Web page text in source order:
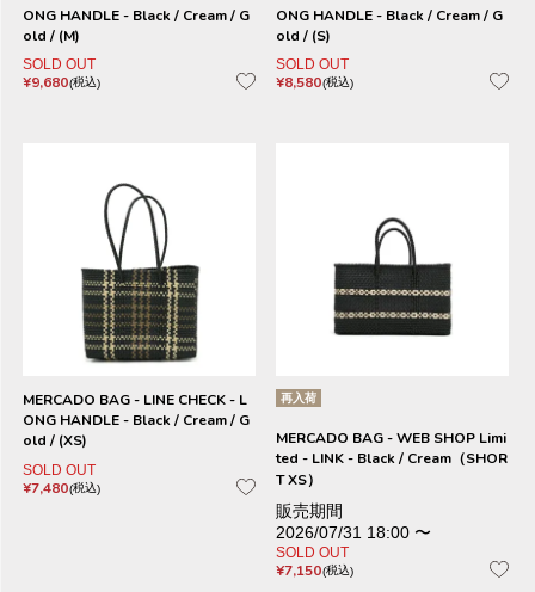
ONG HANDLE - Black / Cream / G
old / (M)
SOLD OUT
¥9,680 税込
ONG HANDLE - Black / Cream / G
old / (S)
SOLD OUT
¥8,580 税込
MERCADO BAG - LINE CHECK - L
ONG HANDLE - Black / Cream / G
old / (XS)
SOLD OUT
¥7,480 税込
再入荷
MERCADO BAG - WEB SHOP Limi
ted - LINK - Black / Cream（SHOR
T XS）
販売期間
2026/07/31 18:00 〜
SOLD OUT
¥7,150 税込